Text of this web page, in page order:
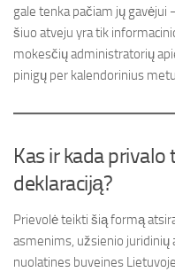
gale tenka pačiam jų
šiuo atveju yra tik
mokesčių administratorių
pinigų per kalendorinius
Kas ir kada privalo
deklaraciją?
Prievolė teikti šią formą
asmenims, užsienio
nuolatines buveines